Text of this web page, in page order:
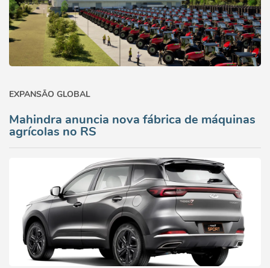
EXPANSÃO GLOBAL
Mahindra anuncia nova fábrica de máquinas
agrícolas no RS